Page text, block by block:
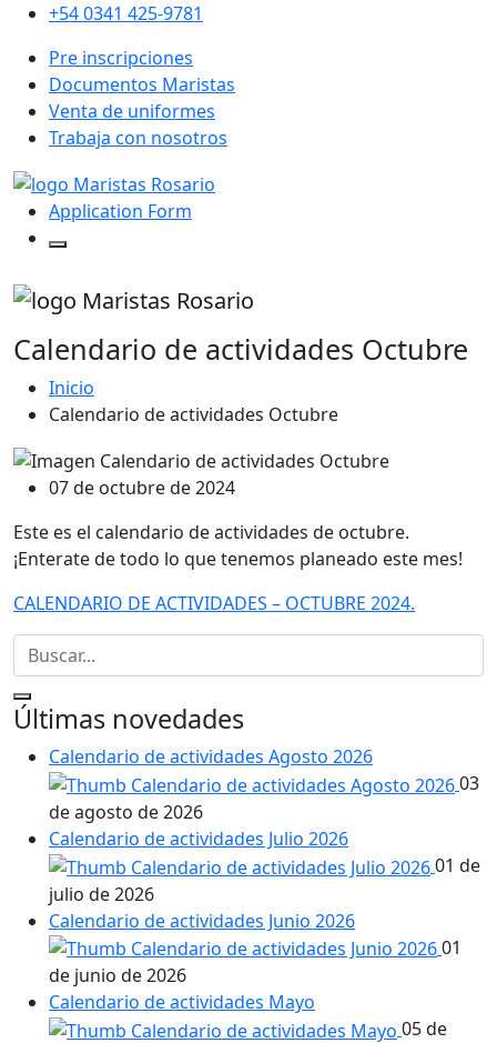
+54 0341 425-9781
Pre inscripciones
Documentos Maristas
Venta de uniformes
Trabaja con nosotros
Application Form
Calendario de actividades Octubre
Inicio
Calendario de actividades Octubre
07 de octubre de 2024
Este es el calendario de actividades de octubre.
¡Enterate de todo lo que tenemos planeado este mes!
CALENDARIO DE ACTIVIDADES – OCTUBRE 2024.
Últimas novedades
Calendario de actividades Agosto 2026
03
de agosto de 2026
Calendario de actividades Julio 2026
01 de
julio de 2026
Calendario de actividades Junio 2026
01
de junio de 2026
Calendario de actividades Mayo
05 de